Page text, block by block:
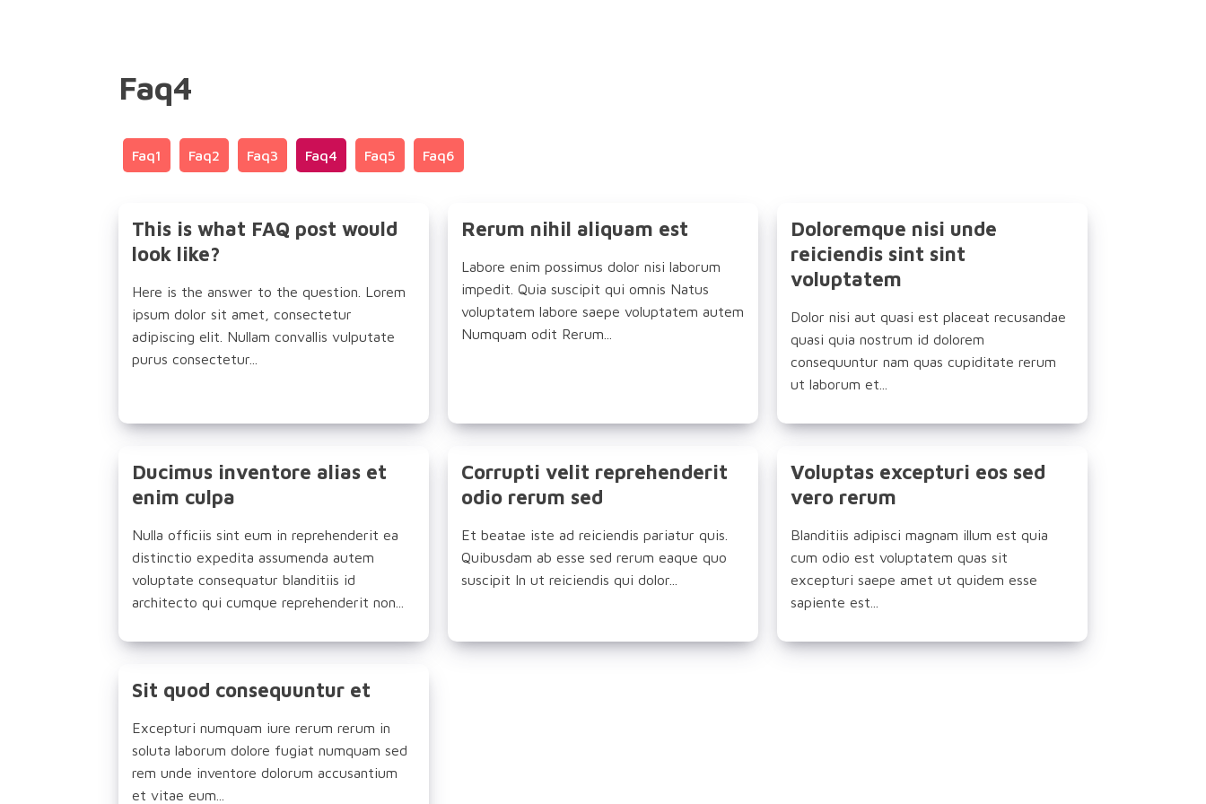
Faq4
Faq1 Faq2 Faq3 Faq4 Faq5 Faq6
This is what FAQ post would
look like?
Here is the answer to the question. Lorem
ipsum dolor sit amet, consectetur
adipiscing elit. Nullam convallis vulputate
purus consectetur...
Rerum nihil aliquam est
Labore enim possimus dolor nisi laborum
impedit. Quia suscipit qui omnis Natus
voluptatem labore saepe voluptatem autem
Numquam odit Rerum...
Doloremque nisi unde
reiciendis sint sint
voluptatem
Dolor nisi aut quasi est placeat recusandae
quasi quia nostrum id dolorem
consequuntur nam quas cupiditate rerum
ut laborum et...
Ducimus inventore alias et
enim culpa
Nulla officiis sint eum in reprehenderit ea
distinctio expedita assumenda autem
voluptate consequatur blanditiis id
architecto qui cumque reprehenderit non...
Corrupti velit reprehenderit
odio rerum sed
Et beatae iste ad reiciendis pariatur quis.
Quibusdam ab esse sed rerum eaque quo
suscipit In ut reiciendis qui dolor...
Voluptas excepturi eos sed
vero rerum
Blanditiis adipisci magnam illum est quia
cum odio est voluptatem quas sit
excepturi saepe amet ut quidem esse
sapiente est...
Sit quod consequuntur et
Excepturi numquam iure rerum rerum in
soluta laborum dolore fugiat numquam sed
rem unde inventore dolorum accusantium
et vitae eum...